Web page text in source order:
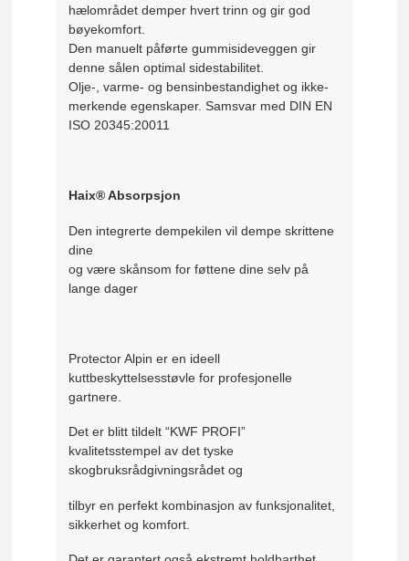
hælområdet demper hvert trinn og gir god
bøyekomfort.
Den manuelt påførte gummisideveggen gir
denne sålen optimal sidestabilitet.
Olje-, varme- og bensinbestandighet og ikke-
merkende egenskaper. Samsvar med DIN EN
ISO 20345:20011
Haix® Absorpsjon
Den integrerte dempekilen vil dempe skrittene
dine
og være skånsom for føttene dine selv på
lange dager
Protector Alpin er en ideell
kuttbeskyttelsesstøvle for profesjonelle
gartnere.
Det er blitt tildelt “KWF PROFI”
kvalitetsstempel av det tyske
skogbruksrådgivningsrådet og
tilbyr en perfekt kombinasjon av funksjonalitet,
sikkerhet og komfort.